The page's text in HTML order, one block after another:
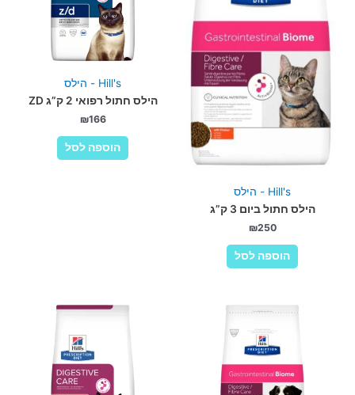
Hill's - הילס
הילס חתול ביום 3 ק”ג
₪250
הוספה לסל
Hill's - הילס
הילס חתול רפואי 2 ק”ג ZD
₪166
הוספה לסל